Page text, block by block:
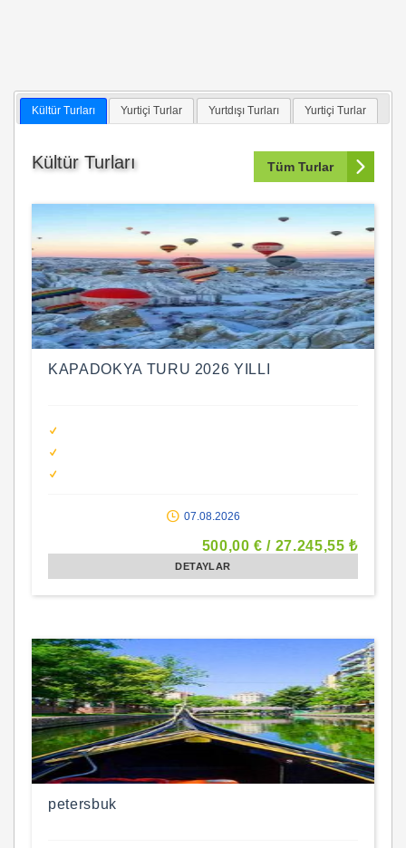
Kültür Turları Yurtiçi Turlar Yurtdışı Turları Yurtiçi Turlar
Kültür Turları Tüm Turlar
KAPADOKYA TURU 2026 YILLI
07.08.2026
500,00 € / 27.245,55 ₺
DETAYLAR
petersbuk